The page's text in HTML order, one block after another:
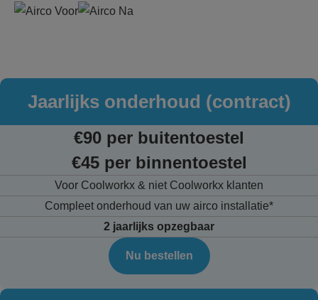
Jaarlijks onderhoud (contract)
€90 per buitentoestel
€45 per binnentoestel
Voor Coolworkx & niet Coolworkx klanten
Compleet onderhoud van uw airco installatie*
2 jaarlijks opzegbaar
Nu bestellen